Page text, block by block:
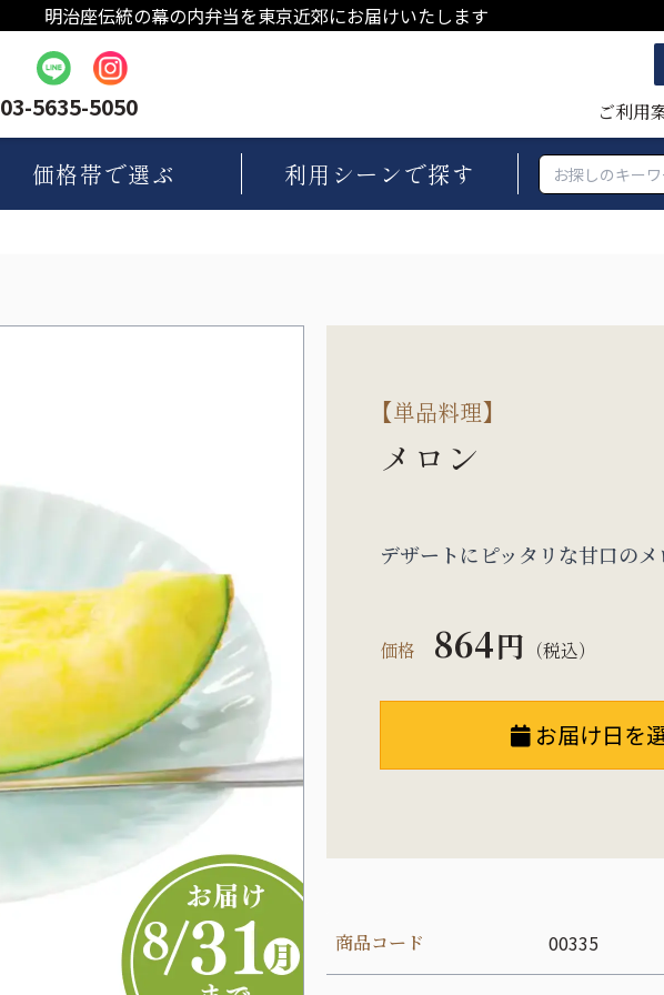
明治座伝統の幕の内弁当を東京近郊にお届けいたします
03-5635-5050 ご利用
価格帯で選ぶ 利用シーンで探す
【単品料理】
メロン
デザートにピッタリな甘口のメ
価格 864円 （税込）
お届け日を
商品コード 00335